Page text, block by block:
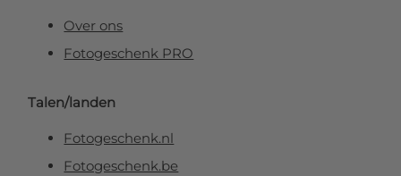
Over ons
Fotogeschenk PRO
Talen/landen
Fotogeschenk.nl
Fotogeschenk.be